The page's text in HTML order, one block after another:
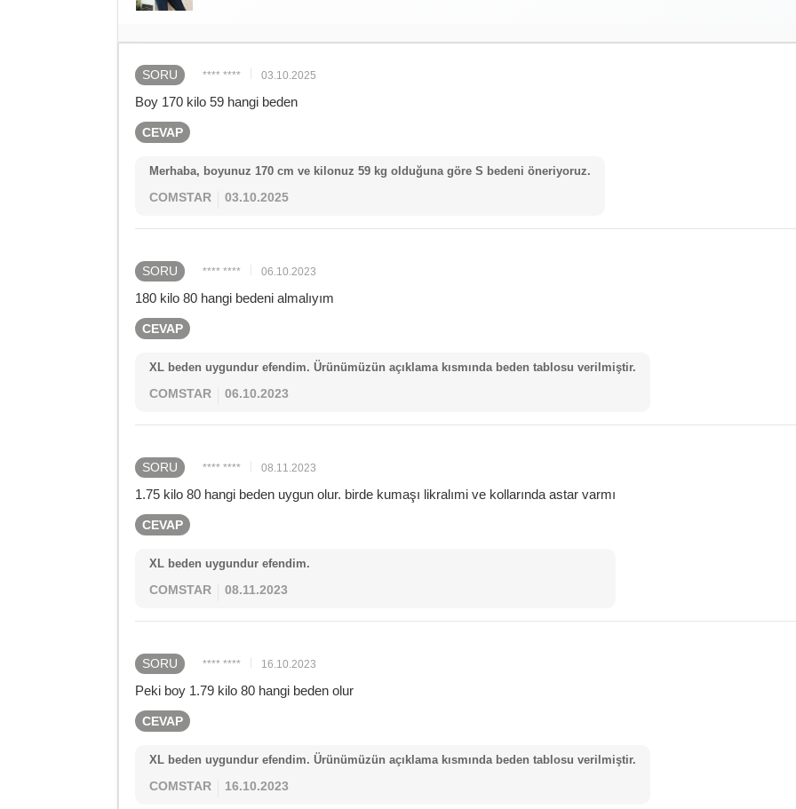
SORU **** **** 03.10.2025
Boy 170 kilo 59 hangi beden
CEVAP
Merhaba, boyunuz 170 cm ve kilonuz 59 kg olduğuna göre S bedeni öneriyoruz.
COMSTAR 03.10.2025
SORU **** **** 06.10.2023
180 kilo 80 hangi bedeni almalıyım
CEVAP
XL beden uygundur efendim. Ürünümüzün açıklama kısmında beden tablosu verilmiştir.
COMSTAR 06.10.2023
SORU **** **** 08.11.2023
1.75 kilo 80 hangi beden uygun olur. birde kumaşı likralımi ve kollarında astar varmı
CEVAP
XL beden uygundur efendim.
COMSTAR 08.11.2023
SORU **** **** 16.10.2023
Peki boy 1.79 kilo 80 hangi beden olur
CEVAP
XL beden uygundur efendim. Ürünümüzün açıklama kısmında beden tablosu verilmiştir.
COMSTAR 16.10.2023